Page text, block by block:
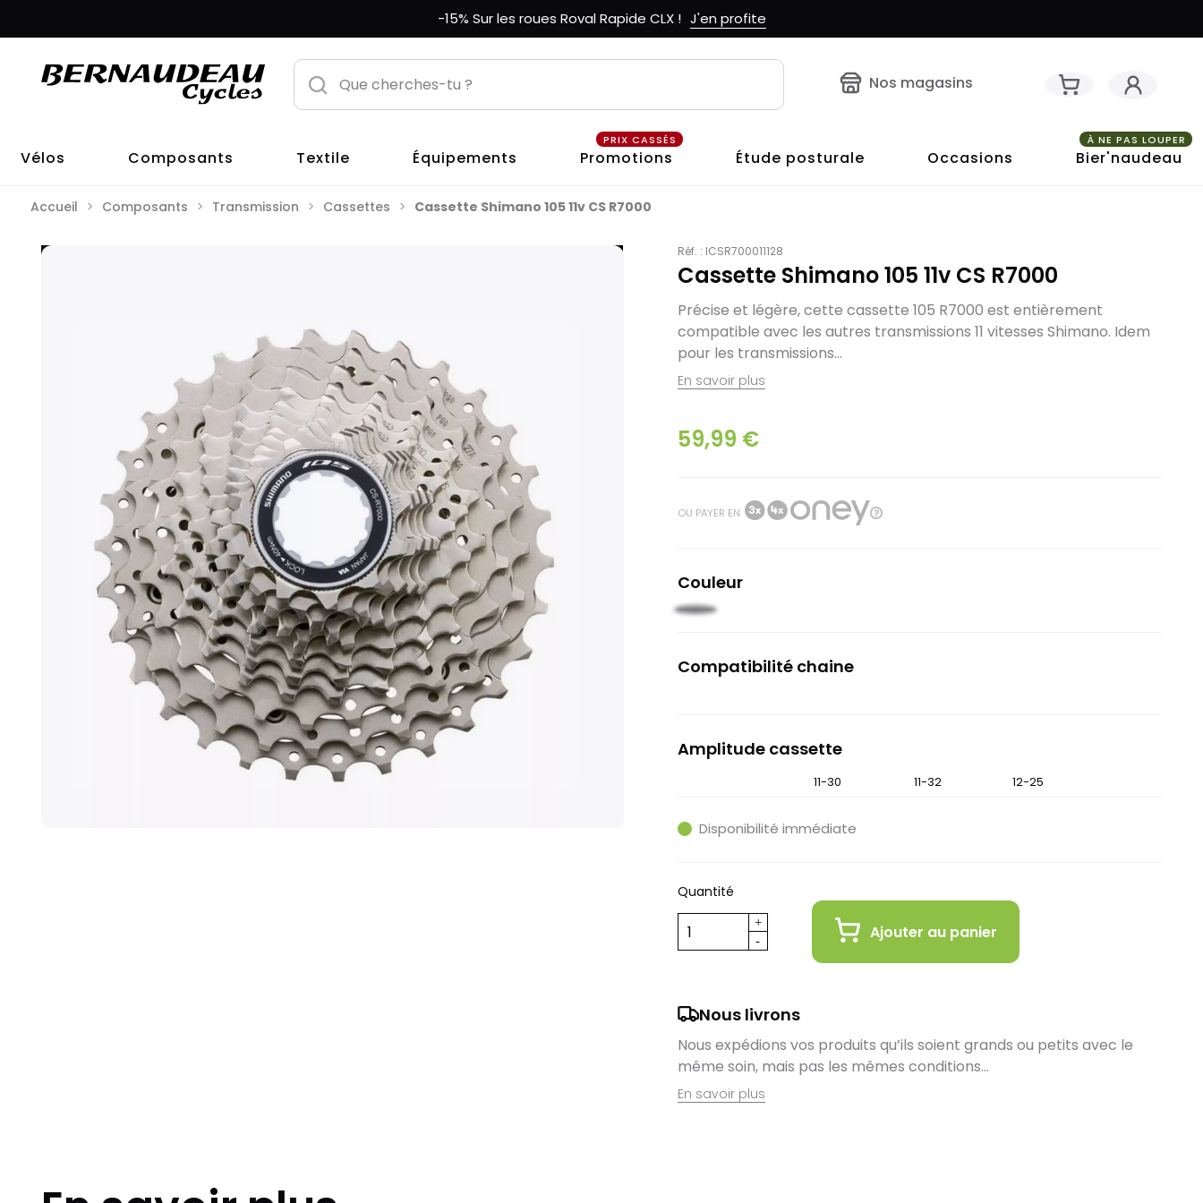
-15% Sur les roues Roval Rapide CLX ! J'en profite
Nos magasins
Vélos Composants Textile Équipements Promotions
PRIX CASSÉS
Étude posturale Occasions Bier'naudeau
À NE PAS LOUPER
Accueil Composants Transmission Cassettes Cassette Shimano 105 11v CS R7000
Réf. : ICSR700011128
Cassette Shimano 105 11v CS R7000
Précise et légère, cette cassette 105 R7000 est entièrement
compatible avec les autres transmissions 11 vitesses Shimano. Idem
pour les transmissions...
En savoir plus
59,99 €
OU PAYER EN
Couleur
Noir
Compatibilité chaine
Amplitude cassette
11-30 11-32 12-25
Disponibilité immédiate
Quantité
Ajouter au panier
Nous livrons
Nous expédions vos produits qu’ils soient grands ou petits avec le
même soin, mais pas les mêmes conditions…
En savoir plus